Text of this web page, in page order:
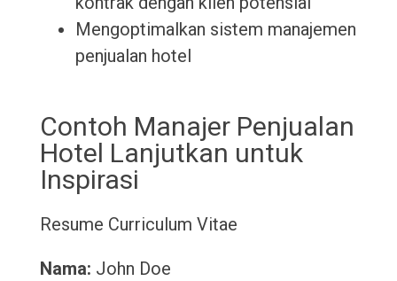
Mengoptimalkan sistem manajemen
penjualan hotel
Contoh Manajer Penjualan
Hotel Lanjutkan untuk
Inspirasi
Resume Curriculum Vitae
Nama: John Doe